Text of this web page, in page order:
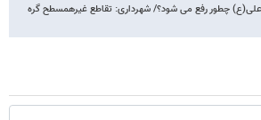
علی(ع) چطور رفع می شود؟/ شهرداری: تقاطع غیرهمسطح گره